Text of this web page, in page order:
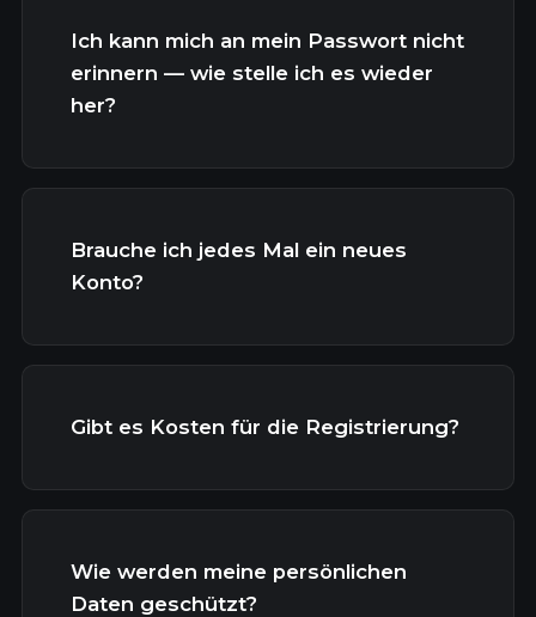
Ich kann mich an mein Passwort nicht
erinnern — wie stelle ich es wieder
her?
Brauche ich jedes Mal ein neues
Konto?
Gibt es Kosten für die Registrierung?
Wie werden meine persönlichen
Daten geschützt?